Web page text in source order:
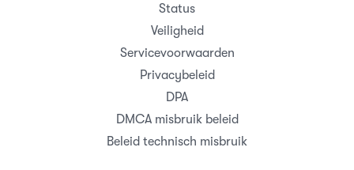
Status
Veiligheid
Servicevoorwaarden
Privacybeleid
DPA
DMCA misbruik beleid
Beleid technisch misbruik